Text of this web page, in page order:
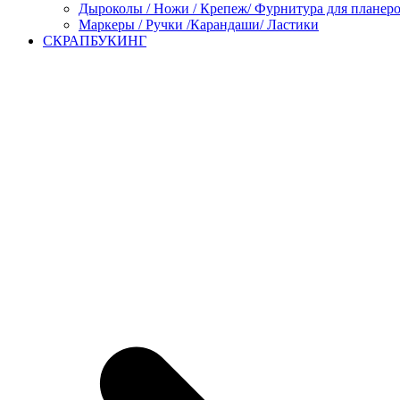
Дыроколы / Ножи / Крепеж/ Фурнитура для
Маркеры / Ручки /Карандаши/ Ластики
СКРАПБУКИНГ